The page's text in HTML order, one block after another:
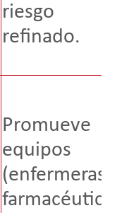
riesgo
refinado.
Promueve
equipos
(enfermeras,